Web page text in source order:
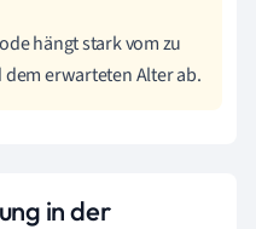
hängt stark vom zu
erwarteten Alter ab.
in der